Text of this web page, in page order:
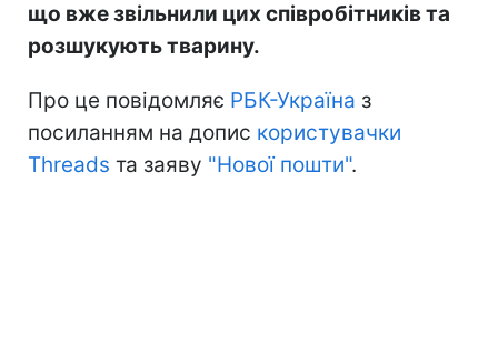
що вже звільнили цих співробітників та
розшукують тварину.
Про це повідомляє РБК-Україна з
посиланням на допис користувачки
Threads та заяву "Нової пошти".